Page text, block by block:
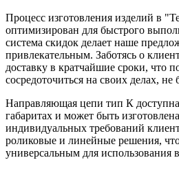
Процесс изготовления изделий в
оптимизирован для быстрого
система скидок делает наше
привлекательным. Заботясь о
доставку в кратчайшие сроки, что
сосредоточиться на своих делах, не
Направляющая цепи тип К
габаритах и может быть
индивидуальных требований
роликовые и линейные решения, что
универсальным для использования